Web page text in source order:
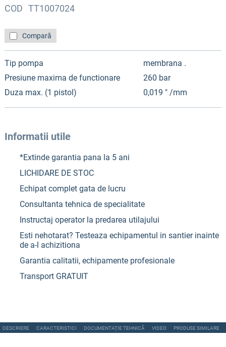
Compară
Tip pompa
membrana .
Presiune maxima de functionare
260 bar
Duza max. (1 pistol)
0,019 " /mm
Informatii utile
*Extinde garantia pana la 5 ani
LICHIDARE DE STOC
Echipat complet gata de lucru
Consultanta tehnica de specialitate
Instructaj operator la predarea utilajului
Esti nehotarat? Testeaza echipamentul in santier inainte
de a-l achizitiona
Garantia calitatii, echipamente profesionale
Transport GRATUIT
COD TT1007024
DESCRIERE CARACTERISTICI DOCUMENTAȚIE TEHNICĂ VIDEO PRODUSE SIMILARE